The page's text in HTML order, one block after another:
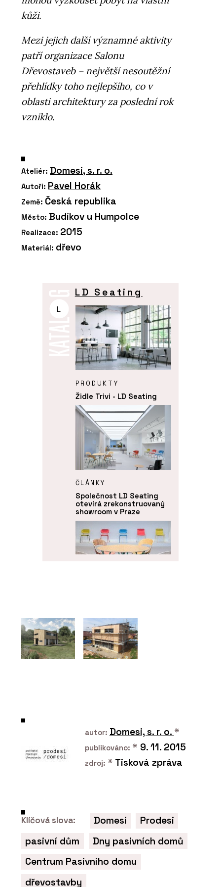
kůži.
Mezi jejich další významné aktivity
patří organizace Salonu
Dřevostaveb – největší nesoutěžní
přehlídky toho nejlepšího, co v
oblasti architektury za poslední rok
vzniklo.
Ateliér: Domesi, s. r. o.
Autoři: Pavel Horák
Země: Česká republika
Město: Budíkov u Humpolce
Realizace: 2015
Materiál: dřevo
L
LD Seating
PRODUKTY
Židle Trivi - LD Seating
ČLÁNKY
Společnost LD Seating
otevírá zrekonstruovaný
showroom v Praze
Křeslo Flexi Lounge - LD
Seating
autor: Domesi, s. r. o. *
publikováno: * 9. 11. 2015
zdroj: * Tisková zpráva
Klíčová slova: Domesi
Prodesi
pasivní dům
Dny pasivních domů
Centrum Pasivního domu
dřevostavby